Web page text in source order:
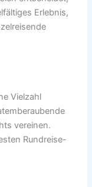
Erlebnis,
Vielzahl
vereinen.
Rundreise-